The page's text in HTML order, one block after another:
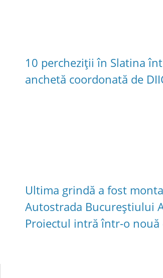
10 percheziții în Slatina
anchetă coordonată de
Ultima grindă a fost
Autostrada Bucureștiului
Proiectul intră într-o nouă